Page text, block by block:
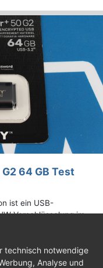
64 GB Test
ist ein USB-
Verschlüsselung im
im Praxistest
technisch notwendige
Analyse und